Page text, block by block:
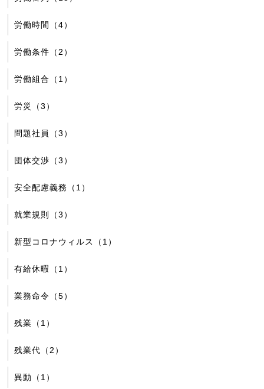
労働時間（4）
労働条件（2）
労働組合（1）
労災（3）
問題社員（3）
団体交渉（3）
安全配慮義務（1）
就業規則（3）
新型コロナウィルス（1）
有給休暇（1）
業務命令（5）
残業（1）
残業代（2）
異動（1）